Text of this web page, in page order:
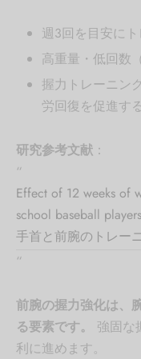
週3回を目安に
高重量・低回数
握力トレーニン
労回復を促進す
研究参考文献 ：
“
Effect of 12 weeks of
school baseball
手首と前腕のトレー
“
前腕の握力強化は、
る要素です。
強固な
利に進めます。